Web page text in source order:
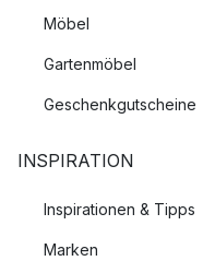
Möbel
Gartenmöbel
Geschenkgutscheine
INSPIRATION
Inspirationen & Tipps
Marken